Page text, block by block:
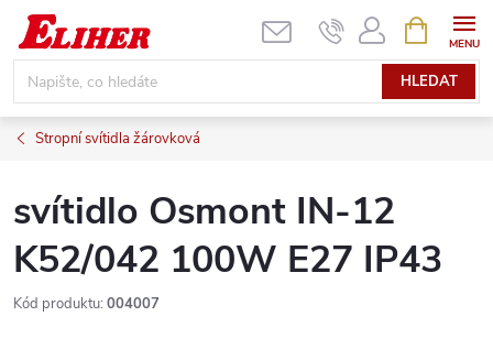
Přejít
obsah
HLEDAT
NÁKUPNÍ
KOŠÍK
Stropní svítidla žárovková
svítidlo Osmont IN-12
K52/042 100W E27 IP43
Kód produktu: 004007